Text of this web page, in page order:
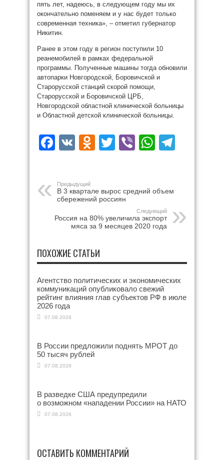
пять лет, надеюсь, в следующем году мы их
окончательно поменяем и у нас будет только
современная техника», – отметил губернатор
Никитин.
Ранее в этом году в регион поступили 10
реанемобилей в рамках федеральной
программы. Полученные машины тогда обновили
автопарки Новгородской, Боровичской и
Старорусской станций скорой помощи,
Старорусской и Боровичской ЦРБ,
Новгородской областной клинической больницы
и Областной детской клинической больницы.
Facebook
VK Odnoklassniki
Twitter
Viber
Предыдущий
В 3 квартале вырос средний объем
сбережений россиян
Следующий
Россия на 80% увеличила экспорт
мяса за 9 месяцев 2020 года
ПОХОЖИЕ СТАТЬИ
Агентство политических и экономических
коммуникаций опубликовало свежий
рейтинг влияния глав субъектов РФ в июле
2026 года
07.08.2026
В России предложили поднять МРОТ до
50 тысяч рублей
07.08.2026
В разведке США предупредили
о возможном «нападении России» на НАТО
07.08.2026
ОСТАВИТЬ КОММЕНТАРИЙ